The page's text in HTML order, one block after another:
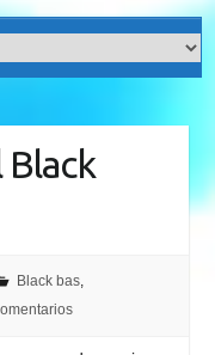
Black
Black bas,